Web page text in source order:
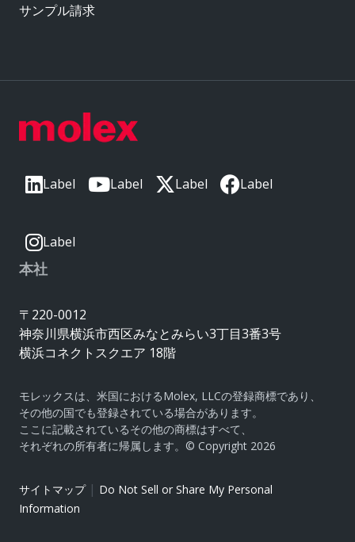
Label Label Label Label
Label
本社
〒220-0012
神奈川県横浜市西区みなとみらい3丁目3番3号
横浜コネクトスクエア 18階
モレックスは、米国におけるMolex, LLCの登録商標であり、
その他の国でも登録されている場合があります。
ここに記載されているその他の商標はすべて、
それぞれの所有者に帰属します。© Copyright 2026
サイトマップ| Do Not Sell or Share My Personal
Information
サンプル請求